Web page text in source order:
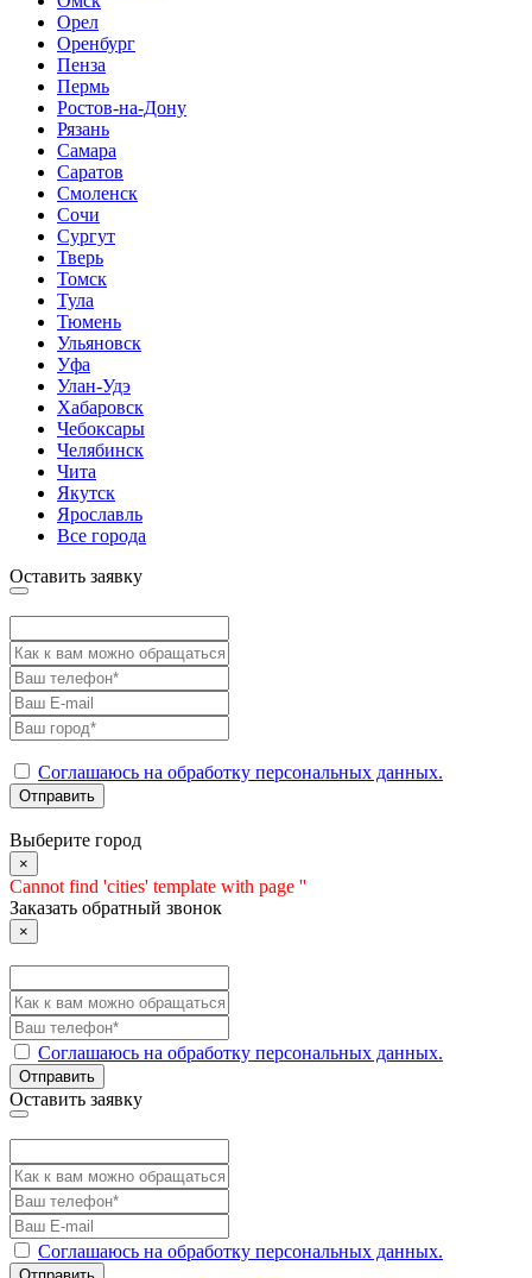
Орел
Оренбург
Пенза
Пермь
Ростов-на-Дону
Рязань
Самара
Саратов
Смоленск
Сочи
Сургут
Тверь
Томск
Тула
Тюмень
Ульяновск
Уфа
Улан-Удэ
Хабаровск
Чебоксары
Челябинск
Чита
Якутск
Ярославль
Все города
Оставить заявку
Соглашаюсь на обработку персональных данных.
Отправить
Выберите город
×
Cannot find 'cities' template with page ''
Заказать обратный звонок
×
Соглашаюсь на обработку персональных данных.
Отправить
Оставить заявку
Соглашаюсь на обработку персональных данных.